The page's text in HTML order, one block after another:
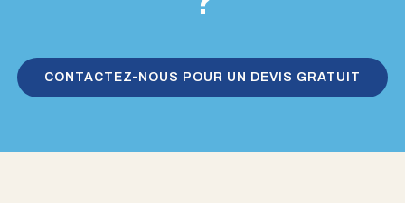
CONTACTEZ-NOUS POUR UN DEVIS GRATUIT